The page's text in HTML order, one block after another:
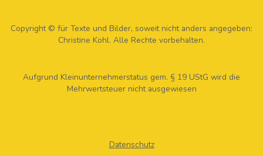
M
R
E
Copyright © für Texte und Bilder, soweit nicht anders angegeben:
Christine Kohl. Alle Rechte vorbehalten.
Aufgrund Kleinunternehmerstatus gem. § 19 UStG wird die
Mehrwertsteuer nicht ausgewiesen
Datenschutz